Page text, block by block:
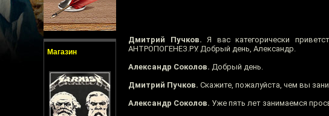
Магазин
Дмитрий Пучков. Я вас категорически
АНТРОПОГЕНЕЗ.РУ. Добрый день, Александр.
Александр Соколов. Добрый день.
Дмитрий Пучков. Скажите, пожалуйста, чем вы
Александр Соколов. Уже пять лет занимаемся